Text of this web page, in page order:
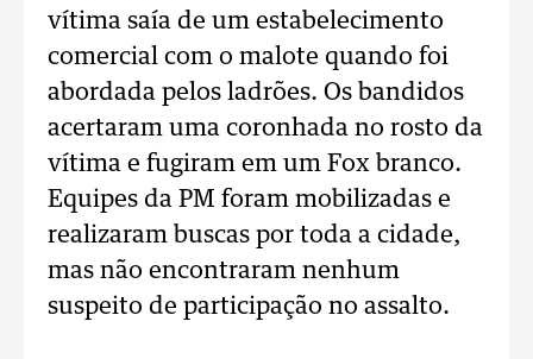
vítima saía de um estabelecimento
comercial com o malote quando foi
abordada pelos ladrões. Os bandidos
acertaram uma coronhada no rosto da
vítima e fugiram em um Fox branco.
Equipes da PM foram mobilizadas e
realizaram buscas por toda a cidade,
mas não encontraram nenhum
suspeito de participação no assalto.